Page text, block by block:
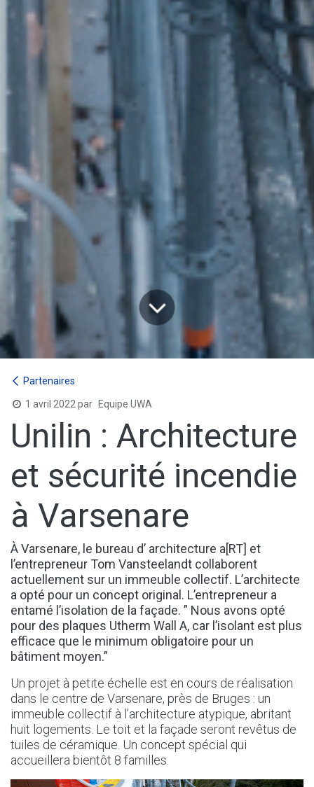
Partenaires
1 avril 2022 par Equipe UWA
Unilin : Architecture
et sécurité incendie
à Varsenare
À Varsenare, le bureau d’ architecture a[RT] et
l’entrepreneur Tom Vansteelandt collaborent
actuellement sur un immeuble collectif. L’architecte
a opté pour un concept original. L’entrepreneur a
entamé l’isolation de la façade. ” Nous avons opté
pour des plaques Utherm Wall A, car l’isolant est plus
efficace que le minimum obligatoire pour un
bâtiment moyen.”
Un projet à petite échelle est en cours de réalisation
dans le centre de Varsenare, près de Bruges : un
immeuble collectif à l’architecture atypique, abritant
huit logements. Le toit et la façade seront revêtus de
tuiles de céramique. Un concept spécial qui
accueillera bientôt 8 familles.